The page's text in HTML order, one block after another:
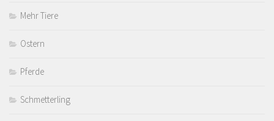
Mehr Tiere
Ostern
Pferde
Schmetterling